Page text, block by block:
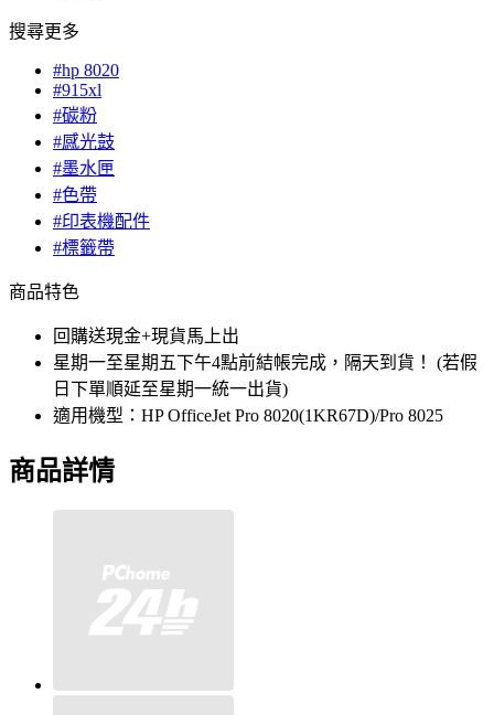
搜尋更多
#hp 8020
#915xl
#碳粉
#感光鼓
#墨水匣
#色帶
#印表機配件
#標籤帶
商品特色
回購送現金+現貨馬上出
星期一至星期五下午4點前結帳完成，隔天到貨！ (若假
日下單順延至星期一統一出貨)
適用機型：HP OfficeJet Pro 8020(1KR67D)/Pro 8025
商品詳情